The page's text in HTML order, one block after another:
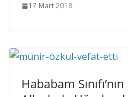
17 Mart 2018
Hababam